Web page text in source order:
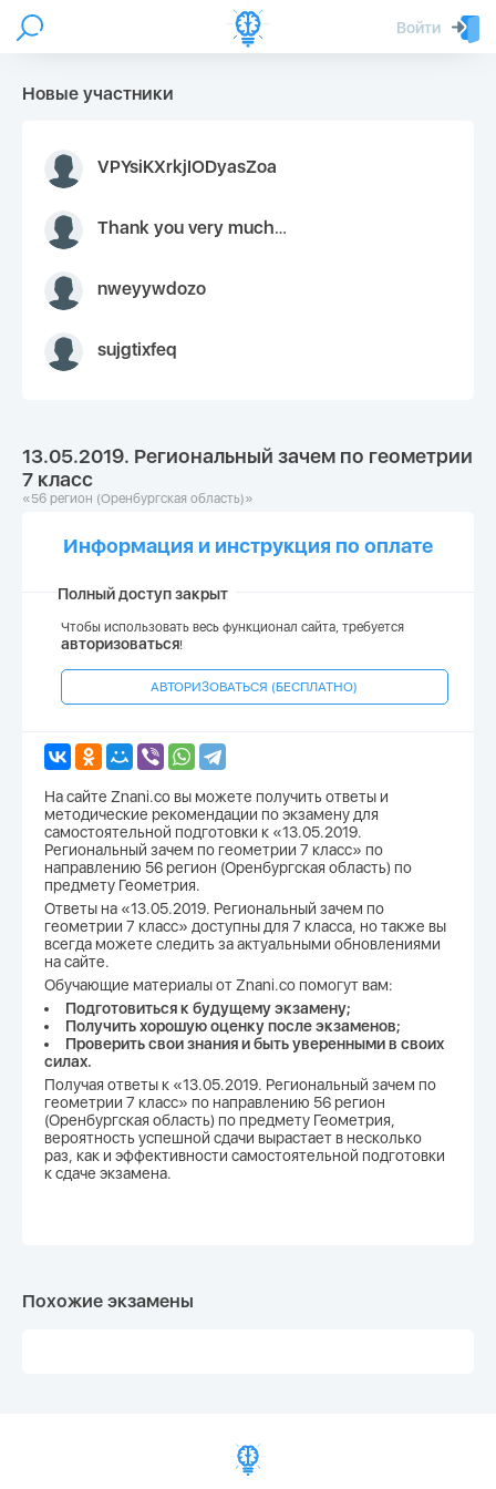
Войти
Новые участники
VPYsiKXrkjIODyasZoa
Thank you very much for your inquiry We appreciate you 9126052 https://youtube.com faceapple !
nweyywdozo
sujgtixfeq
13.05.2019. Региональный зачем по геометрии
7 класс
«56 регион (Оренбургская область)»
Информация и инструкция по оплате
Полный доступ закрыт
Чтобы использовать весь функционал сайта, требуется
авторизоваться!
АВТОРИЗОВАТЬСЯ (БЕСПЛАТНО)
На сайте Znani.co вы можете получить ответы и
методические рекомендации по экзамену для
самостоятельной подготовки к «13.05.2019.
Региональный зачем по геометрии 7 класс» по
направлению 56 регион (Оренбургская область) по
предмету Геометрия.
Ответы на «13.05.2019. Региональный зачем по
геометрии 7 класс» доступны для 7 класса, но также вы
всегда можете следить за актуальными обновлениями
на сайте.
Обучающие материалы от Znani.co помогут вам:
Подготовиться к будущему экзамену;
Получить хорошую оценку после экзаменов;
Проверить свои знания и быть уверенными в своих
силах.
Получая ответы к «13.05.2019. Региональный зачем по
геометрии 7 класс» по направлению 56 регион
(Оренбургская область) по предмету Геометрия,
вероятность успешной сдачи вырастает в несколько
раз, как и эффективности самостоятельной подготовки
к сдаче экзамена.
Похожие экзамены